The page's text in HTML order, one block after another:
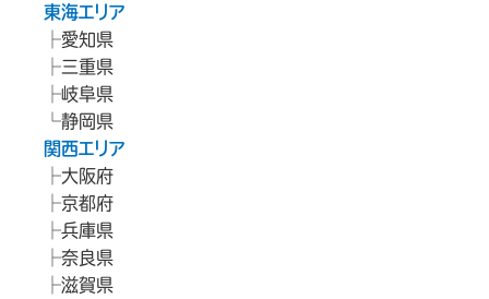
東海エリア
愛知県
三重県
岐阜県
静岡県
関西エリア
大阪府
京都府
兵庫県
奈良県
滋賀県